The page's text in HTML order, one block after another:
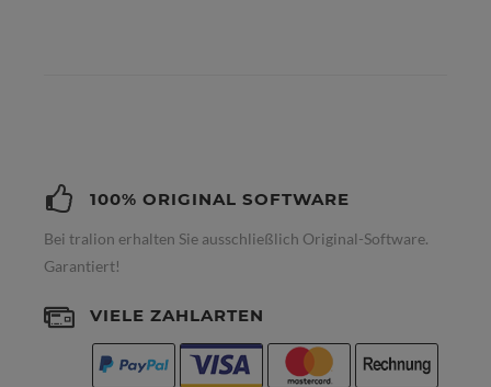
100% ORIGINAL SOFTWARE
Bei tralion erhalten Sie ausschließlich Original-Software.
Garantiert!
VIELE ZAHLARTEN